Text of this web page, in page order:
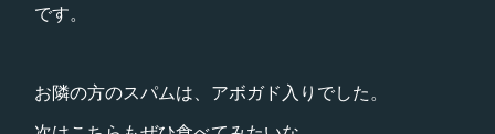
です。
お隣の方のスパムは、アボガド入りでした。